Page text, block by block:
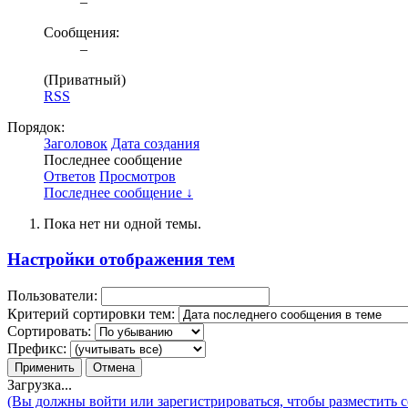
Сообщения:
–
(Приватный)
RSS
Порядок:
Заголовок Дата создания
Последнее сообщение
Ответов Просмотров
Последнее сообщение ↓
Пока нет ни одной темы.
Настройки отображения тем
Пользователи:
Критерий сортировки тем:
Сортировать:
Префикс:
Загрузка...
(Вы должны войти или зарегистрироваться, чтобы разместить